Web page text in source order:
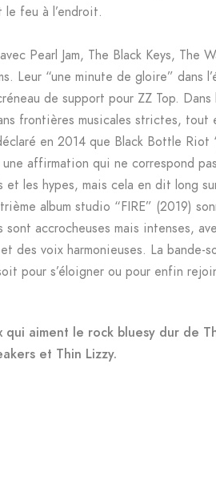
feu à l’endroit.
Pearl Jam, The Black Keys, The
Leur “une minute de gloire” dans
de support pour ZZ Top.
frontières musicales strictes, tout
en 2014 que Black Bottle Riot
une affirmation qui ne correspond
les hypes, mais cela en dit long
album studio “FIRE” (2019)
accrocheuses mais intenses,
des voix harmonieuses. La bande-
pour s’éloigner ou pour enfin
aiment le rock bluesy dur de
et Thin Lizzy.